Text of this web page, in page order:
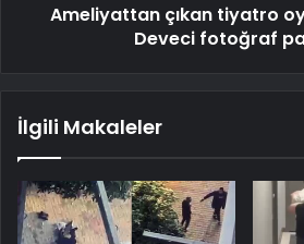
Ameliyattan çıkan tiyatro
Deveci fotoğraf
İlgili Makaleler